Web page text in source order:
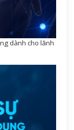
dành cho lãnh